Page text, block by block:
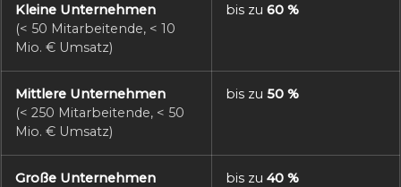
Kleine Unternehmen
(< 50 Mitarbeitende, < 10
Mio. € Umsatz)
bis zu 60 %
Mittlere Unternehmen
(< 250 Mitarbeitende, < 50
Mio. € Umsatz)
bis zu 50 %
Große Unternehmen
bis zu 40 %